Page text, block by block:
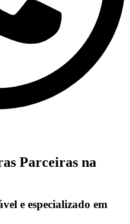
Parceiras na
e especializado em